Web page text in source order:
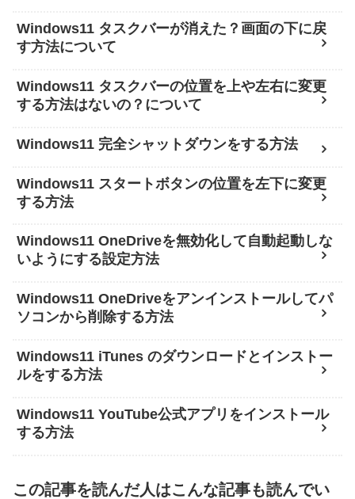
Windows11 タスクバーが消えた？画面の下に戻
す方法について
Windows11 タスクバーの位置を上や左右に変更
する方法はないの？について
Windows11 完全シャットダウンをする方法
Windows11 スタートボタンの位置を左下に変更
する方法
Windows11 OneDriveを無効化して自動起動しな
いようにする設定方法
Windows11 OneDriveをアンインストールしてパ
ソコンから削除する方法
Windows11 iTunes のダウンロードとインストー
ルをする方法
Windows11 YouTube公式アプリをインストール
する方法
この記事を読んだ人はこんな記事も読んでい